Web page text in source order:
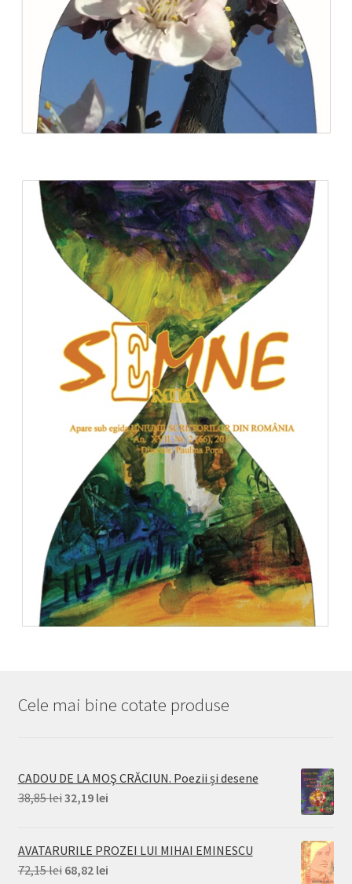
Cele mai bine cotate produse
CADOU DE LA MOŞ CRĂCIUN. Poezii și desene
38,85lei Prețul
fost:
38,85 lei.
32,19 leiPrețul
32,19 lei.
AVATARURILE PROZEI LUI MIHAI EMINESCU
72,15lei Prețul
68,82 leiPrețul